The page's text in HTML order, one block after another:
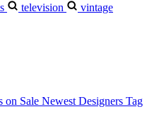
television
vintage
on Sale Newest Designers Tag